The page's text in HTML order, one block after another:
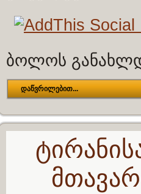
ბოლოს
დაწვრილებით...